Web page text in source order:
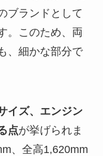
ブランドとして
。このため、両
、細かな部分で
イズ、エンジン
点が挙げられま
、全高1,620mm